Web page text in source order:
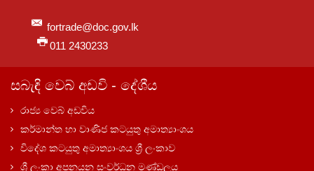
fortrade@doc.gov.lk
011 2430233
සබැඳි වෙබ් අඩවි - දේශීය
රාජ්‍ය වෙබ් අඩවිය
කර්මාන්ත හා වාණිජ කටයුතු අමාත්‍යාංශය
විදේශ කටයුතු අමාත්‍යාංශය ශ්‍රී ලංකාව
ශ්‍රී ලංකා අපනයන සංවර්ධන මණ්ඩලය